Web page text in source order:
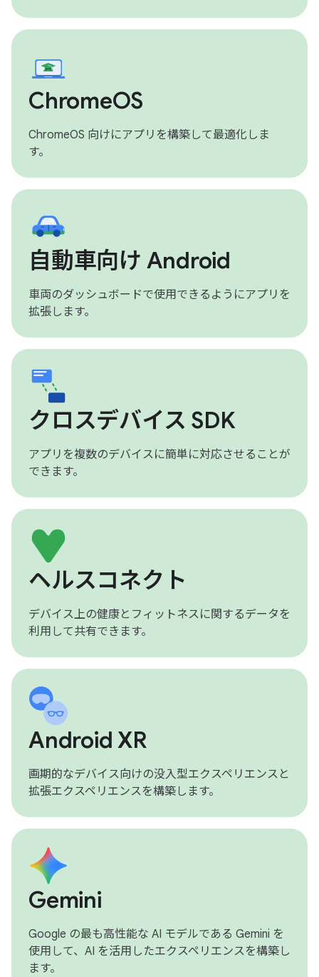
ChromeOS
ChromeOS 向けにアプリを構築して最適化しま
す。
自動車向け Android
車両のダッシュボードで使用できるようにアプリを
拡張します。
クロスデバイス SDK
アプリを複数のデバイスに簡単に対応させることが
できます。
ヘルスコネクト
デバイス上の健康とフィットネスに関するデータを
利用して共有できます。
Android XR
画期的なデバイス向けの没入型エクスペリエンスと
拡張エクスペリエンスを構築します。
Gemini
Google の最も高性能な AI モデルである Gemini を
使用して、AI を活用したエクスペリエンスを構築し
ます。